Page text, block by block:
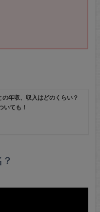
の年収、収入はどのくらい？
いても！